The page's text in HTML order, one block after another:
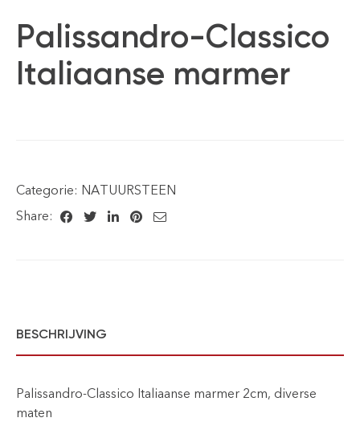
Palissandro-Classico
Italiaanse marmer
Categorie: NATUURSTEEN
Share:
BESCHRIJVING
Palissandro-Classico Italiaanse marmer 2cm, diverse
maten